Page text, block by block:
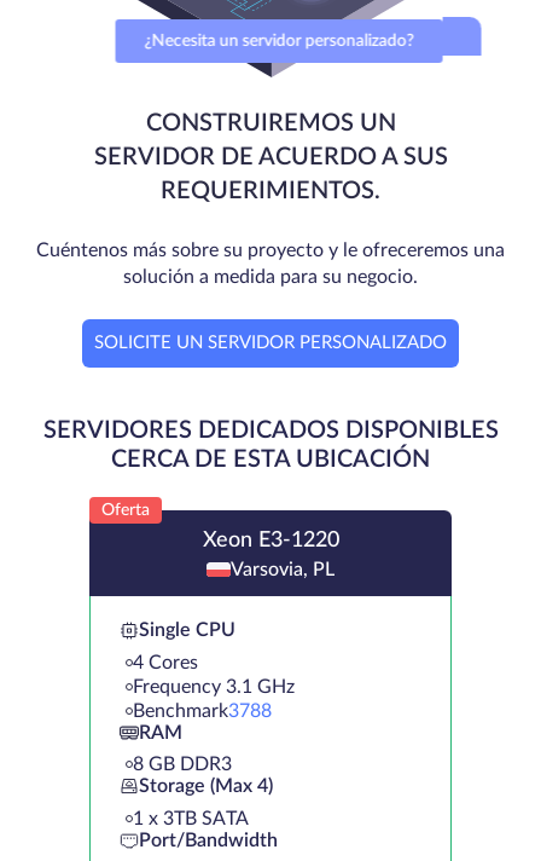
¿Necesita un servidor personalizado?
CONSTRUIREMOS UN
SERVIDOR DE ACUERDO A SUS
REQUERIMIENTOS.
Cuéntenos más sobre su proyecto y le ofreceremos una
solución a medida para su negocio.
SOLICITE UN SERVIDOR PERSONALIZADO
SERVIDORES DEDICADOS DISPONIBLES
CERCA DE ESTA UBICACIÓN
Oferta
Xeon E3-1220
Varsovia, PL
Single CPU
4 Cores
Frequency 3.1 GHz
Benchmark3788
RAM
8 GB DDR3
Storage (Max 4)
1 х 3TB SATA
Port/Bandwidth